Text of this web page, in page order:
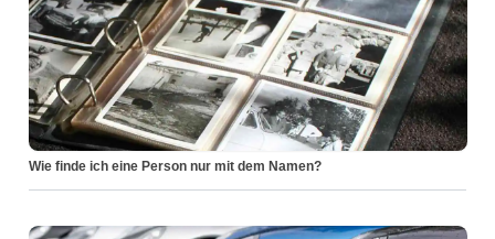
Wie finde ich eine Person nur mit dem Namen?